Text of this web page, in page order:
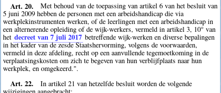
Art. 20.
Met behoud van de toepassing van artikel 6 van het besluit van
5 juni 2009 hebben de personen met een arbeidshandicap die via
werkplekinstrumenten werken, of de leerlingen met een arbeidshandicap in
een alternerende opleiding of de wijk-werkers, vermeld in artikel 3, 10° van
het decreet van 7 juli 2017 betreffende wijk-werken en diverse bepalingen
in het kader van de zesde Staatshervorming, volgens de voorwaarden,
vermeld in deze afdeling, recht op een aanvullende tegemoetkoming in de
verplaatsingskosten om zich te begeven van hun verblijfplaats naar hun
werkplek, en omgekeerd.".
Art. 22.
In artikel 21 van hetzelfde besluit worden de volgende
wijzigingen aangebracht: